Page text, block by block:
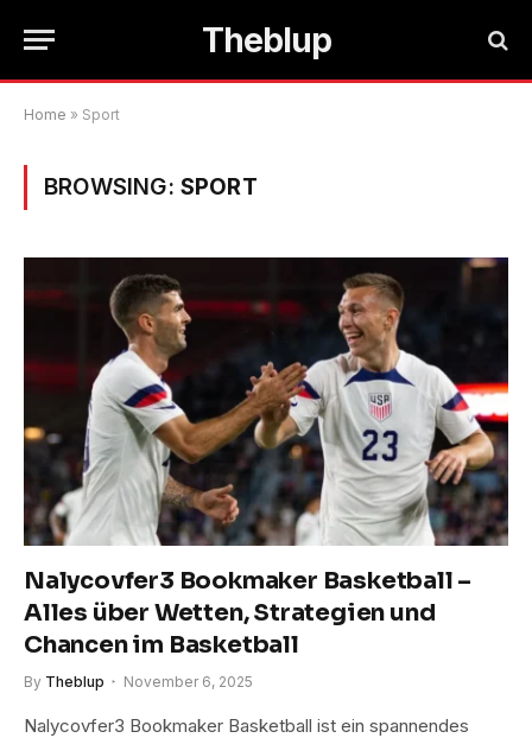
Theblup
Home » Sport
BROWSING: SPORT
Nalycovfer3 Bookmaker Basketball –
Alles über Wetten, Strategien und
Chancen im Basketball
By Theblup November 6, 2025
Nalycovfer3 Bookmaker Basketball ist ein spannendes